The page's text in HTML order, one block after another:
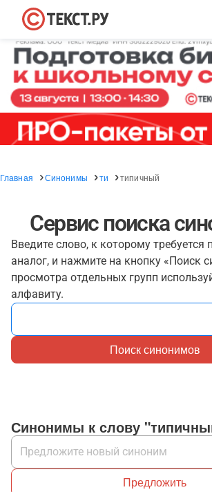
Главная Синонимы ти типичный
Сервис поиска
Введите слово, к которому требуется
аналог, и нажмите на кнопку «Поиск
просмотра отдельных групп
алфавиту.
Поиск синонимов
Синонимы к слову
Предложить